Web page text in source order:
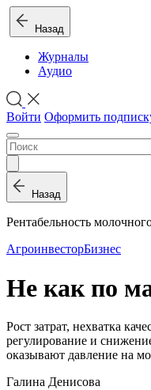
Назад
Журналы
Аудио
Войти Оформить
Назад
Рентабельность
АгроинвесторБизнес
Не как по
Рост затрат, нехватка
регулирование и
оказывают давление на
Галина Денисова